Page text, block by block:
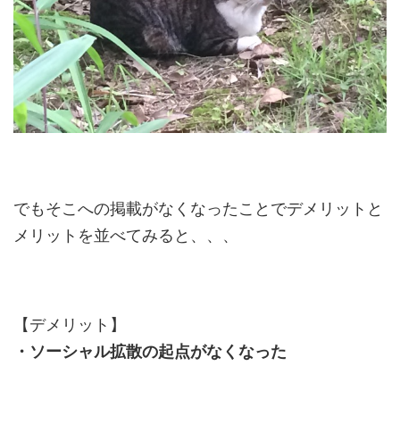
でもそこへの掲載がなくなったことでデメリットと
メリットを並べてみると、、、
【デメリット】
・ソーシャル拡散の起点がなくなった